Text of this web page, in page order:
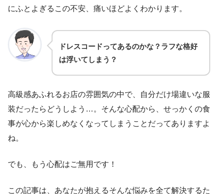
にふとよぎるこの不安、痛いほどよくわかります。
ドレスコードってあるのかな？ラフな格好
は浮いてしまう？
高級感あふれるお店の雰囲気の中で、自分だけ場違いな服
装だったらどうしよう…。そんな心配から、せっかくの食
事が心から楽しめなくなってしまうことだってありますよ
ね。
でも、もう心配はご無用です！
この記事は、あなたが抱えるそんな悩みを全て解決するた